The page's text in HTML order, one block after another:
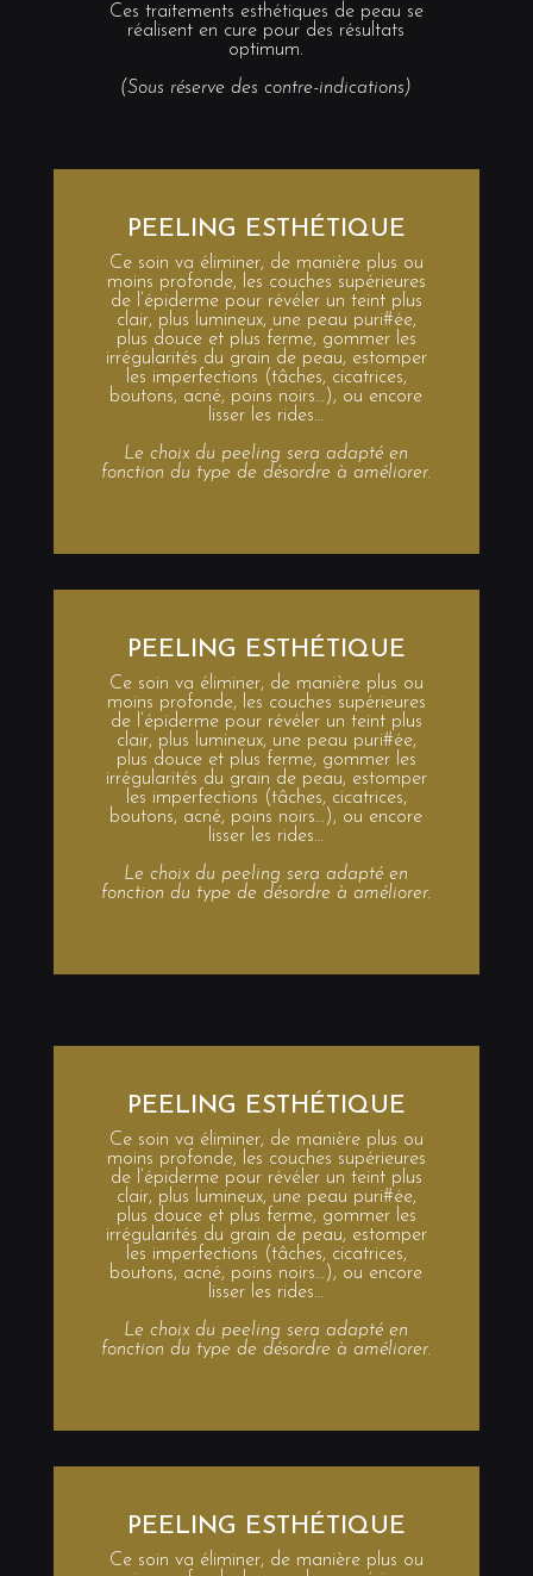
Ces traitements esthétiques de peau se
réalisent en cure pour des résultats
optimum.
(Sous réserve des contre-indications)
PEELING ESTHÉTIQUE
Ce soin va éliminer, de manière plus ou
moins profonde, les couches supérieures
de l’épiderme pour révéler un teint plus
clair, plus lumineux, une peau puri#ée,
plus douce et plus ferme, gommer les
irrégularités du grain de peau, estomper
les imperfections (tâches, cicatrices,
boutons, acné, poins noirs…), ou encore
lisser les rides…
Le choix du peeling sera adapté en
fonction du type de désordre à améliorer.
PEELING ESTHÉTIQUE
Ce soin va éliminer, de manière plus ou
moins profonde, les couches supérieures
de l’épiderme pour révéler un teint plus
clair, plus lumineux, une peau puri#ée,
plus douce et plus ferme, gommer les
irrégularités du grain de peau, estomper
les imperfections (tâches, cicatrices,
boutons, acné, poins noirs…), ou encore
lisser les rides…
Le choix du peeling sera adapté en
fonction du type de désordre à améliorer.
PEELING ESTHÉTIQUE
Ce soin va éliminer, de manière plus ou
moins profonde, les couches supérieures
de l’épiderme pour révéler un teint plus
clair, plus lumineux, une peau puri#ée,
plus douce et plus ferme, gommer les
irrégularités du grain de peau, estomper
les imperfections (tâches, cicatrices,
boutons, acné, poins noirs…), ou encore
lisser les rides…
Le choix du peeling sera adapté en
fonction du type de désordre à améliorer.
PEELING ESTHÉTIQUE
Ce soin va éliminer, de manière plus ou